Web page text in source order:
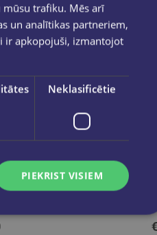
mūsu trafiku. Mēs arī
un analītikas partneriem,
ir apkopojuši, izmantojot
Neklasificētie
PIEKRIST VISIEM